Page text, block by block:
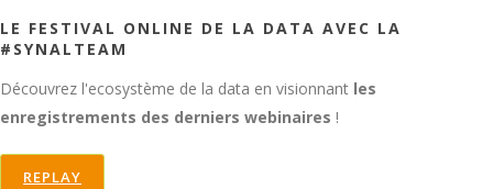
LE FESTIVAL ONLINE DE LA DATA AVEC LA
#SYNALTEAM
Découvrez l'ecosystème de la data en visionnant les
enregistrements des derniers webinaires !
REPLAY